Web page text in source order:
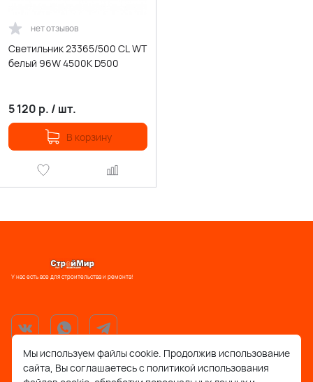
нет отзывов
Светильник 23365/500 CL WT
белый 96W 4500K D500
5 120 р. / шт.
В корзину
У нас есть все для строительства и ремонта!
support@stroymir48.ru
Мы используем файлы cookie. Продолжив использование
сайта, Вы соглашаетесь с политикой использования